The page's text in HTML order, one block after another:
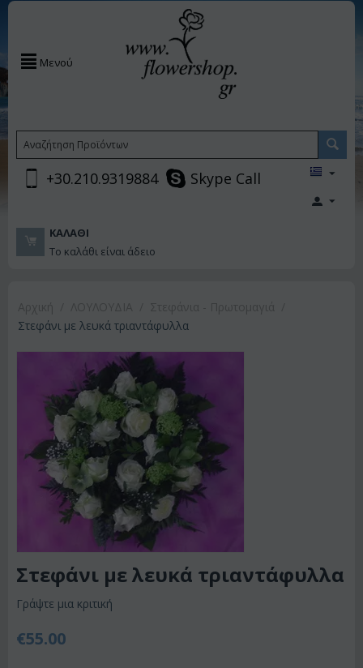
Μενού
+30.210.9319884 Skype Call
ΚΑΛΆΘΙ
Το καλάθι είναι άδειο
Στεφάνι με λευκά τριαντάφυλλα
Στεφάνι με λευκά τριαντάφυλλα
Γράψτε μια κριτική
€55.00